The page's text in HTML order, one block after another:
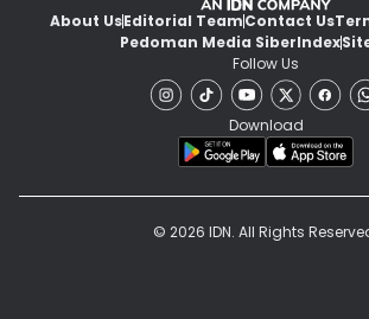
About UsEditorial TeamContact Us
Pedoman Media SiberIndex
Follow Us
Download
© 2026 IDN. All Rights